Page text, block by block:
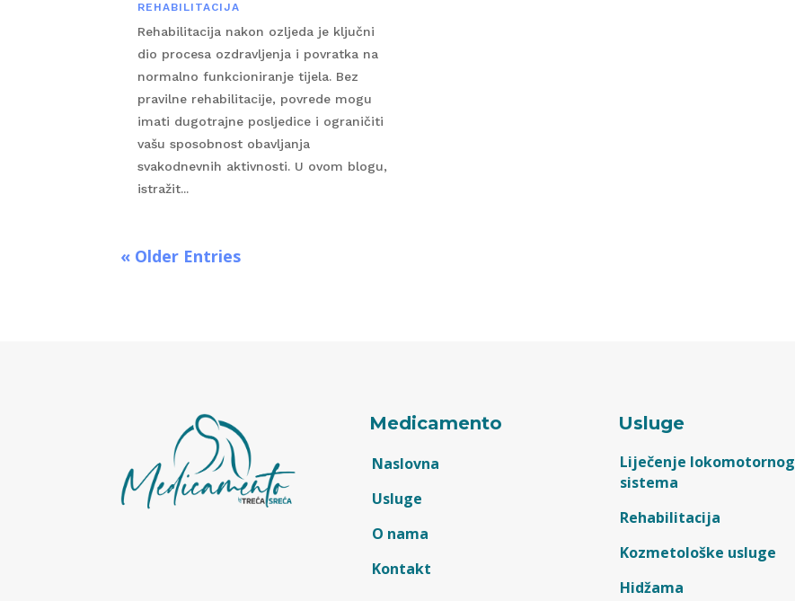
REHABILITACIJA
Rehabilitacija nakon ozljeda je ključni
dio procesa ozdravljenja i povratka na
normalno funkcioniranje tijela. Bez
pravilne rehabilitacije, povrede mogu
imati dugotrajne posljedice i ograničiti
vašu sposobnost obavljanja
svakodnevnih aktivnosti. U ovom blogu,
istražit...
« Older Entries
Medicamento
Naslovna
Usluge
O nama
Kontakt
Usluge
Liječenje lokomotornog
sistema
Rehabilitacija
Kozmetološke usluge
Hidžama